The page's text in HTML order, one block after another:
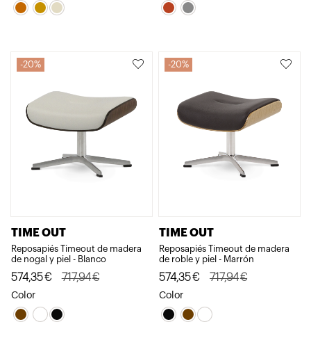
original
actual
original
actual
20%
TIME OUT
Reposapiés Timeout de madera
de nogal y piel - Blanco
717,94€
El
precio
original
574,35€
El
precio
actual
Color
20%
TIME OUT
Reposapiés Timeout de madera
de roble y piel - Marrón
717,94€
El
precio
original
574,35€
El
precio
actual
Color